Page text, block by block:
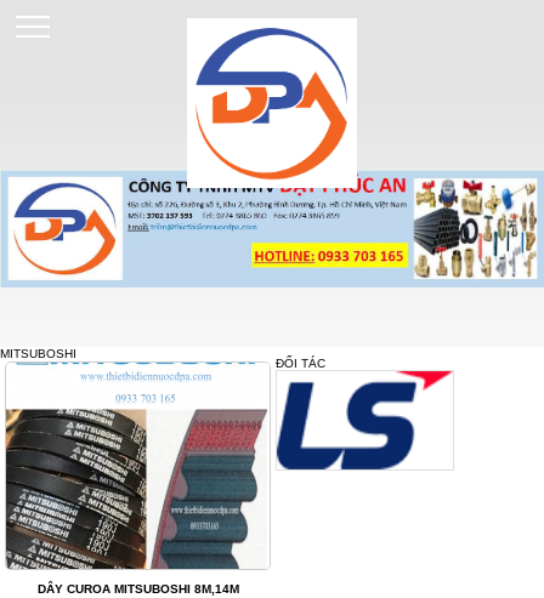
MITSUBOSHI
DÂY CUROA MITSUBOSHI 8M,14M
ĐỐI TÁC